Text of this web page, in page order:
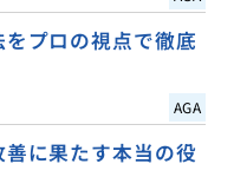
プロの視点で徹底
AGA
に果たす本当の役